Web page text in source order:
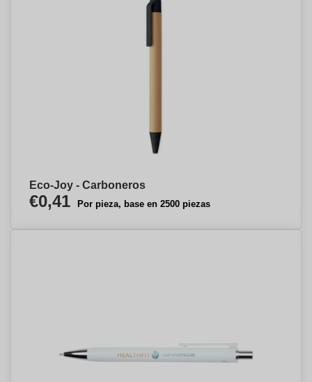
Eco-Joy - Carboneros
€0,41 Por pieza, base en 2500 piezas